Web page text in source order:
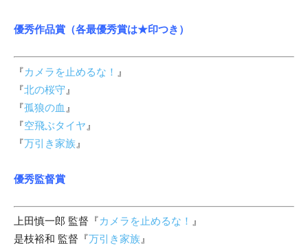
優秀作品賞（各最優秀賞は★印つき）
『カメラを止めるな！ 』
『北の桜守 』
『孤狼の血 』
『空飛ぶタイヤ 』
『万引き家族 』
優秀監督賞
上田慎一郎 監督『カメラを止めるな！ 』
是枝裕和 監督『万引き家族 』